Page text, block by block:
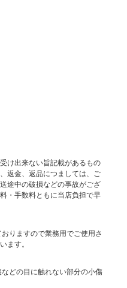
け出来ない旨記載があるもの
返金、返品につましては、ご
途中の破損などの事故がござ
・手数料ともに当店負担で早
りますので業務用でご使用さ
ます。
どの目に触れない部分の小傷